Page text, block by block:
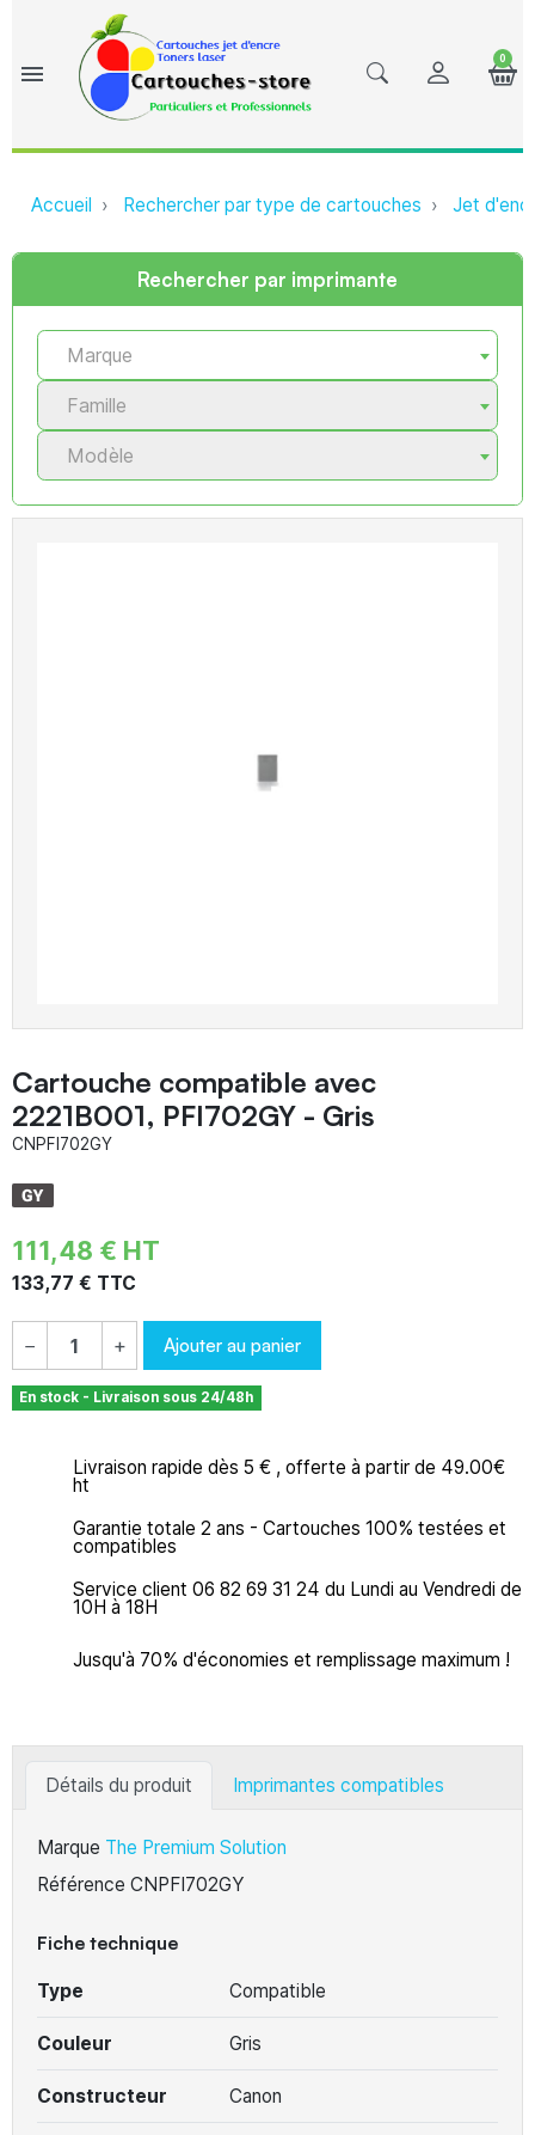
menu
0
Accueil Rechercher par type de cartouches Jet
Rechercher par imprimante
Marque
Famille
Modèle
Cartouche compatible avec
2221B001, PFI702GY - Gris
CNPFI702GY
111,48 € HT
133,77 € TTC
− + Ajouter au panier
En stock - Livraison sous 24/48h
Livraison rapide dès 5 € , offerte à partir de 49.00€
ht
Garantie totale 2 ans - Cartouches 100% testées et
compatibles
Service client 06 82 69 31 24 du Lundi au Vendredi de
10H à 18H
Jusqu'à 70% d'économies et remplissage maximum !
Détails du produit Imprimantes compatibles
Marque The Premium Solution
Référence CNPFI702GY
Fiche technique
Type Compatible
Couleur Gris
Constructeur Canon